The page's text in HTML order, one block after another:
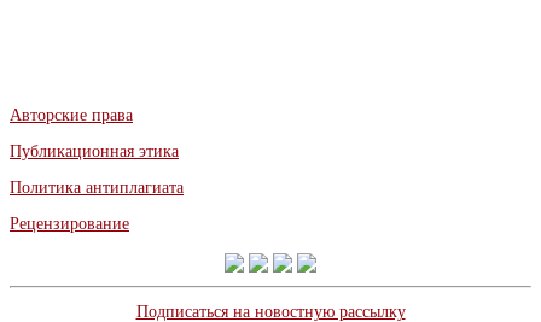
Авторские права
Публикационная этика
Политика антиплагиата
Рецензирование
Подписаться на новостную рассылку